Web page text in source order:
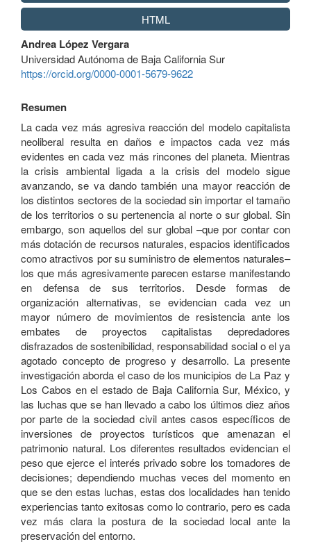
HTML
Contenido
principal
del
artículo
Andrea López Vergara
Universidad Autónoma de Baja California Sur
https://orcid.org/0000-0001-5679-9622
Resumen
La cada vez más agresiva reacción del modelo capitalista
neoliberal resulta en daños e impactos cada vez más
evidentes en cada vez más rincones del planeta. Mientras
la crisis ambiental ligada a la crisis del modelo sigue
avanzando, se va dando también una mayor reacción de
los distintos sectores de la sociedad sin importar el tamaño
de los territorios o su pertenencia al norte o sur global. Sin
embargo, son aquellos del sur global –que por contar con
más dotación de recursos naturales, espacios identificados
como atractivos por su suministro de elementos naturales–
los que más agresivamente parecen estarse manifestando
en defensa de sus territorios. Desde formas de
organización alternativas, se evidencian cada vez un
mayor número de movimientos de resistencia ante los
embates de proyectos capitalistas depredadores
disfrazados de sostenibilidad, responsabilidad social o el ya
agotado concepto de progreso y desarrollo. La presente
investigación aborda el caso de los municipios de La Paz y
Los Cabos en el estado de Baja California Sur, México, y
las luchas que se han llevado a cabo los últimos diez años
por parte de la sociedad civil antes casos específicos de
inversiones de proyectos turísticos que amenazan el
patrimonio natural. Los diferentes resultados evidencian el
peso que ejerce el interés privado sobre los tomadores de
decisiones; dependiendo muchas veces del momento en
que se den estas luchas, estas dos localidades han tenido
experiencias tanto exitosas como lo contrario, pero es cada
vez más clara la postura de la sociedad local ante la
preservación del entorno.